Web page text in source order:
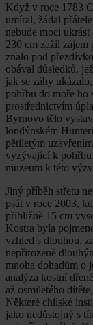
Když v roce 1783
umíral, žádal
nebude moci
230 cm zažil zájem
znalo pod
obával důsledků,
jak se záhy
pohřbu do moře ho
prostřednictvím
Byrnovo tělo
londýnském
pětiletým
vyzývající k pohřbu
muzeum k této
Jiný příběh střetu
psát v roce 2003,
přibližně 15 cm
Kostra byla
vzhled s dlouhou,
nepřirozeně
mnoha dohadům o
analýza kostní
až osmiletého
Některé chilské
jako nedůstojný s